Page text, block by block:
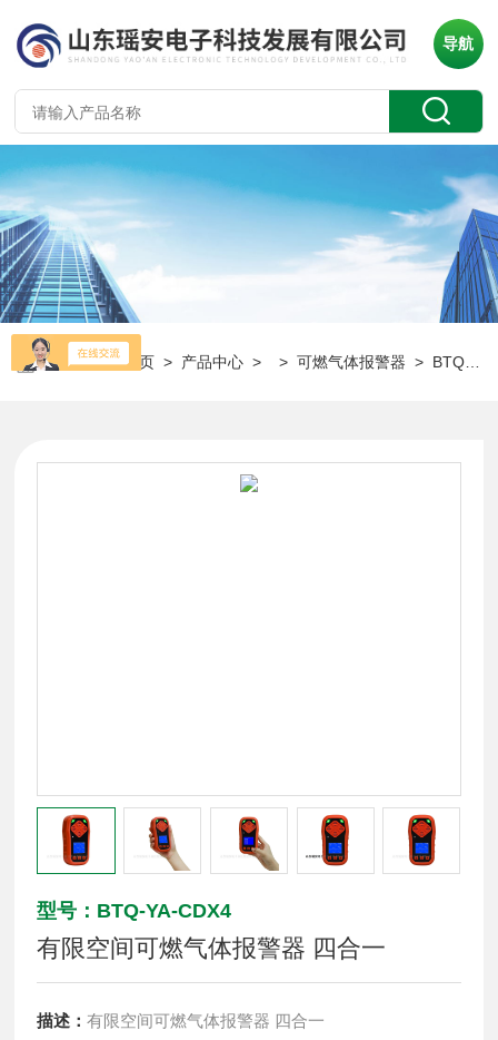
导航
当前位置：首页 > 产品中心 > >可燃气体报警器 > BTQ-YA-CDX4有限空间可燃气体报警器 四合一
型号：BTQ-YA-CDX4
有限空间可燃气体报警器 四合一
描述：有限空间可燃气体报警器 四合一